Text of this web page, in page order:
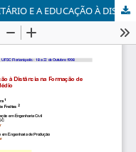
O CADASTRO TÉCNICO MULTIFINALITÁRIO E A EDUCAÇÃO À DISTÂNCIA NA FORMAÇÃO DE TÉCNICOS DE NÍVEL MÉDIO